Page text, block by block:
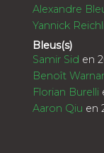
Alexandre
Yannick
Bleus(s)
Samir Sid en
Benoît
Florian Burelli
Aaron Qiu en